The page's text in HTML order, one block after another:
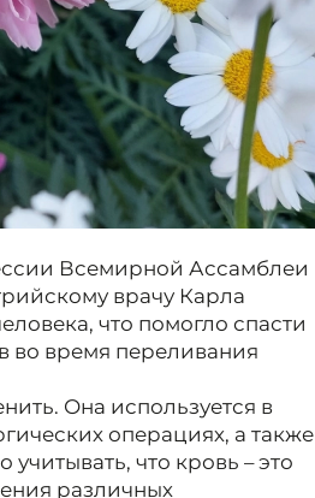
Всемирной Ассамблеи
врачу Карла
что помогло спасти
во время переливания
Она используется в
операциях, а также
что кровь – это
различных